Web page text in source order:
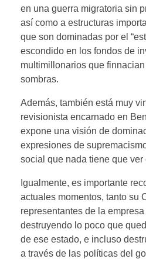
en una guerra migratoria sin
así como a estructuras
que son dominadas por el
escondido en los fondos de
multimillonarios que
sombras.
Además, también está muy
revisionista encarnado en
expone una visión de
expresiones de
social que nada tiene que ver
Igualmente, es importante
actuales momentos, tanto su
representantes de la
destruyendo lo poco que
de ese estado, e incluso
a través de las políticas del